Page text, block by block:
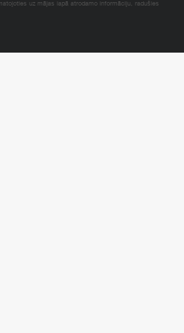
uz mājas lapā atrodamo informāciju, radušies